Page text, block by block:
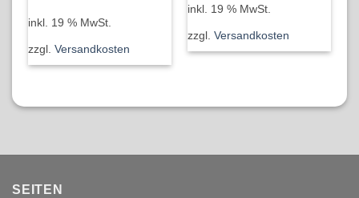
inkl. 19 % MwSt.
zzgl. Versandkosten
inkl. 19 % MwSt.
zzgl. Versandkosten
SEITEN